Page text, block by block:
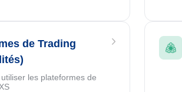
de Trading
les plateformes de